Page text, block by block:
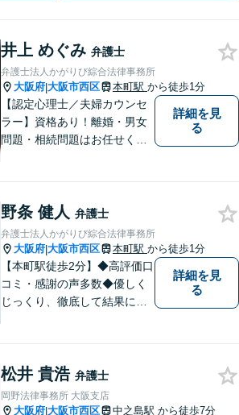
で安心対応。【初回法律相談30分無
料】
井上 めぐみ 弁護士
弁護士法人かがりび綜合法律事務所
大阪府|大阪市西区 本町駅 から徒歩1分
【認定心理士／夫婦カウンセ
ラー】資格あり！離婚・男女
問題・相続問題はお任せくだ
指します【初回相談無料】
【本町駅徒歩2分】男性の方の
ご相談も多く寄せられていま
す。
詳細を見
る
野条 健人 弁護士
弁護士法人かがりび綜合法律事務所
大阪府|大阪市西区 本町駅 から徒歩1分
【本町駅徒歩2分】◆高評価口
コミ・感謝の声多数◆優しく
じっくり、徹底して結果にこ
「女性に寄り添う豊富な相談
実績」その方の人生の再出発
を全力で応援いたします【休
詳細を見
る
松井 貴浩 弁護士
岡野法律事務所 大阪支店
大阪府|大阪市西区 中之島駅 から徒歩7分